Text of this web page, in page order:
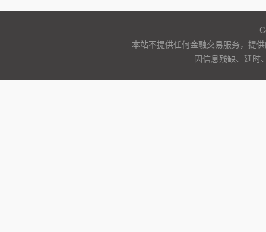
本站不提供任何金融交易服务，提
因信息残缺、延时